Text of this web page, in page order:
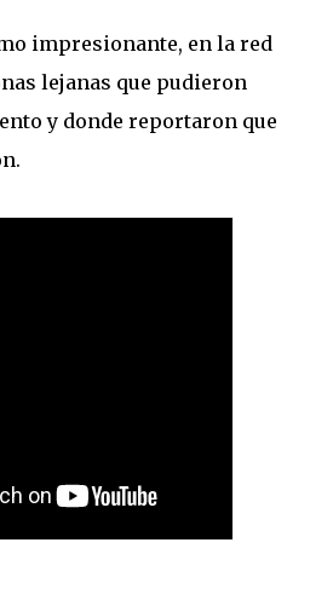
impresionante, en la red
lejanas que pudieron
y donde reportaron que